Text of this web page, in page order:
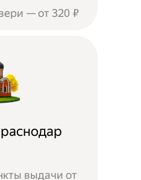
— от 320 ₽
выдачи от